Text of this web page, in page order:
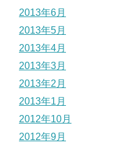
2013年6月
2013年5月
2013年4月
2013年3月
2013年2月
2013年1月
2012年10月
2012年9月